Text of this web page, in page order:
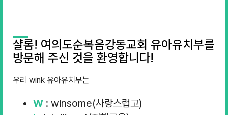
샬롬! 여의도순복음강동교회 유아유치부를
방문해 주신 것을 환영합니다!
우리 wink 유아유치부는
W : winsome(사랑스럽고)